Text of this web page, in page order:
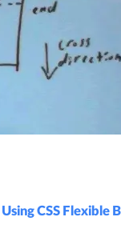
Using CSS Flexible